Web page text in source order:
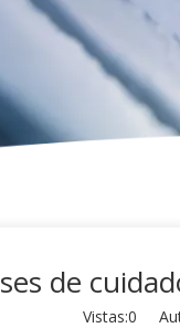
de
Vistas:0